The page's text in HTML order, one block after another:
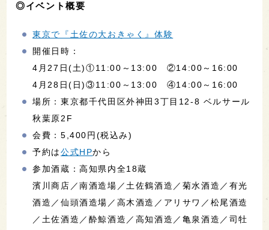
◎イベント概要
東京で『土佐の大おきゃく』体験
開催日時：
4月27日(土)①11:00～13:00 ②14:00～16:00
4月28日(日)③11:00～13:00 ④14:00～16:00
場所：東京都千代田区外神田3丁目12-8 ベルサール
秋葉原2F
会費：5,400円(税込み)
予約は公式HPから
参加酒蔵：高知県内全18蔵
濱川商店／南酒造場／土佐鶴酒造／菊水酒造／有光
酒造／仙頭酒造場／高木酒造／アリサワ／松尾酒造
／土佐酒造／酔鯨酒造／高知酒造／亀泉酒造／司牡